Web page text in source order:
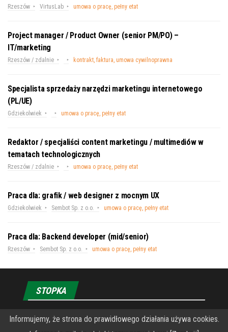
Rzeszów VirtusLab umowa o pracę, pełny etat
Project manager / Product Owner (senior PM/PO) –
IT/marketing
Rzeszów / zdalnie kontrakt, faktura, umowa cywilnoprawna
Specjalista sprzedaży narzędzi marketingu internetowego
(PL/UE)
Gdziekolwiek umowa o pracę, pełny etat
Redaktor / specjaliści content marketingu / multimediów w
tematach technologicznych
Rzeszów / zdalnie umowa o pracę, pełny etat
Praca dla: grafik / web designer z mocnym UX
Gdziekolwiek Sembot Sp. z o.o. umowa o pracę, pełny etat
Praca dla: Backend developer (mid/senior)
Rzeszów Sembot Sp. z o.o. umowa o pracę, pełny etat
STOPKA
O Fundacji PRZEkarpacie
Informujemy, że strona do prawidłowego działania używa cookies.